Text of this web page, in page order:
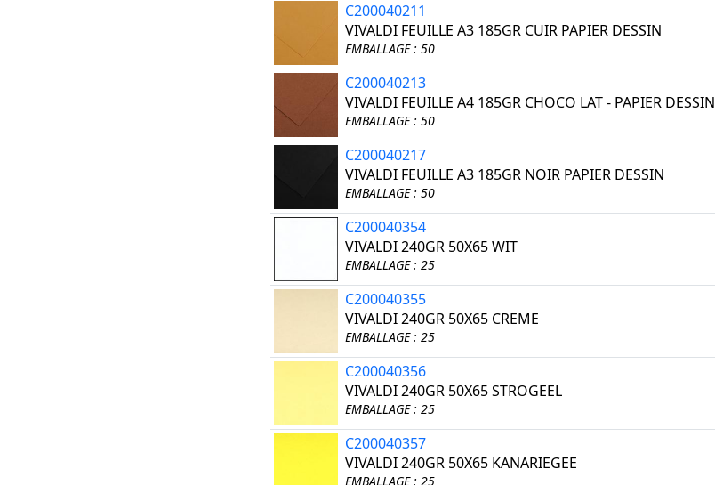
C200040211
VIVALDI FEUILLE A3 185GR CUIR PAPIER DESSIN
EMBALLAGE : 50
C200040213
VIVALDI FEUILLE A4 185GR CHOCO LAT - PAPIER DESSIN
EMBALLAGE : 50
C200040217
VIVALDI FEUILLE A3 185GR NOIR PAPIER DESSIN
EMBALLAGE : 50
C200040354
VIVALDI 240GR 50X65 WIT
EMBALLAGE : 25
C200040355
VIVALDI 240GR 50X65 CREME
EMBALLAGE : 25
C200040356
VIVALDI 240GR 50X65 STROGEEL
EMBALLAGE : 25
C200040357
VIVALDI 240GR 50X65 KANARIEGEE
EMBALLAGE : 25